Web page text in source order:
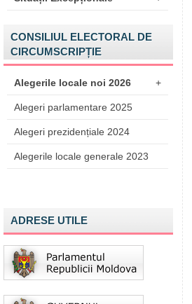
CONSILIUL ELECTORAL DE
CIRCUMSCRIPȚIE
Alegerile locale noi 2026 +
Alegeri parlamentare 2025
Alegeri prezidențiale 2024
Alegerile locale generale 2023
ADRESE UTILE